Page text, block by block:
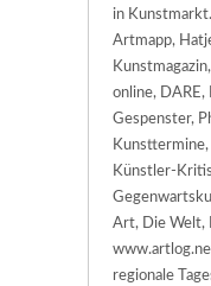
in
Artmapp,
online, DARE,
Gespenster,
Künstler-
Art, Die Welt,
regionale